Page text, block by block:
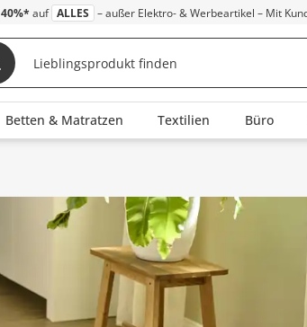
40%* auf ALLES – außer Elektro- & Werbeartikel – Mit
Betten & Matratzen Textilien Büro